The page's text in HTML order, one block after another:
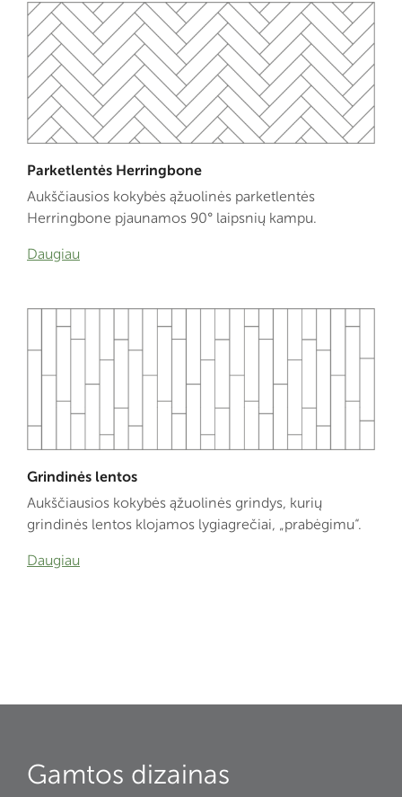
Parketlentės Herringbone
Aukščiausios kokybės ąžuolinės parketlentės
Herringbone pjaunamos 90° laipsnių kampu.
Daugiau
Grindinės lentos
Aukščiausios kokybės ąžuolinės grindys, kurių
grindinės lentos klojamos lygiagrečiai, „prabėgimu“.
Daugiau
Gamtos dizainas